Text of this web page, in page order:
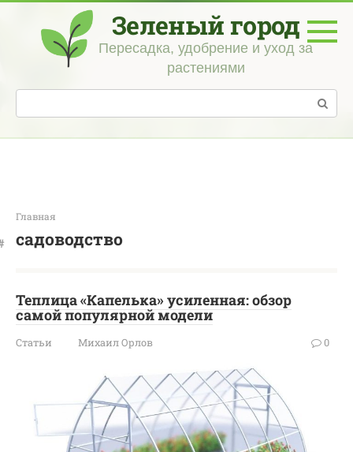
Перейти
контенту
Зеленый город
Пересадка, удобрение и уход за
растениями
Поиск:
Главная
садоводство
Теплица «Капелька» усиленная: обзор
самой популярной модели
Статьи Михаил Орлов 0